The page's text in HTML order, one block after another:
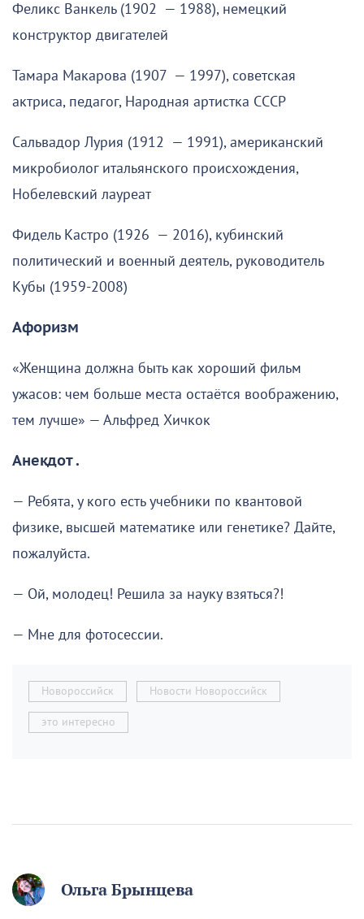
Феликс Ванкель (1902 — 1988), немецкий
конструктор двигателей
Тамара Макарова (1907 — 1997), советская
актриса, педагог, Народная артистка СССР
Сальвадор Лурия (1912 — 1991), американский
микробиолог итальянского происхождения,
Нобелевский лауреат
Фидель Кастро (1926 — 2016), кубинский
политический и военный деятель, руководитель
Кубы (1959-2008)
Афоризм
«Женщина должна быть как хороший фильм
ужасов: чем больше места остаётся воображению,
тем лучше» — Альфред Хичкок
Анекдот .
— Ребята, у кого есть учебники по квантовой
физике, высшей математике или генетике? Дайте,
пожалуйста.
— Ой, молодец! Решила за науку взяться?!
— Мне для фотосессии.
Новороссийск Новости Новороссийск
это интересно
Ольга Брынцева